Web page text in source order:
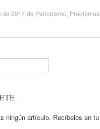
de 2014 de Periodismo Problemas.
ningún artículo. Recíbelos en tu